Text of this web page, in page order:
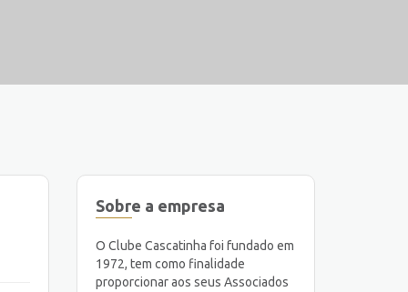
Sobre a empresa
O Clube Cascatinha foi fundado em
1972, tem como finalidade
proporcionar aos seus Associados